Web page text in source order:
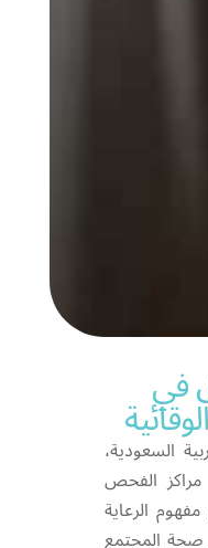
في
السعودية،
الفحص
الرعاية
صحة المجتمع